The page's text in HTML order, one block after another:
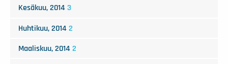
Kesäkuu, 2014 3
Huhtikuu, 2014 2
Maaliskuu, 2014 2